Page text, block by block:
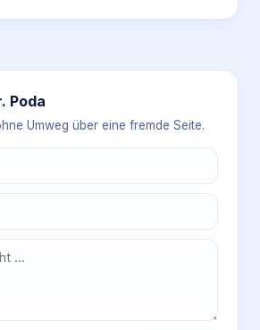
Poda
Umweg über eine fremde Seite.